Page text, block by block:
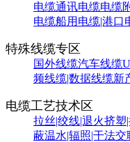
电缆通讯电缆电缆
电缆船用电缆|港口
特殊线缆专区
国外线缆汽车线缆
频线缆|数据线缆新
电缆工艺技术区
拉丝|绞线|退火挤塑
蔽温水|辐照|干法交